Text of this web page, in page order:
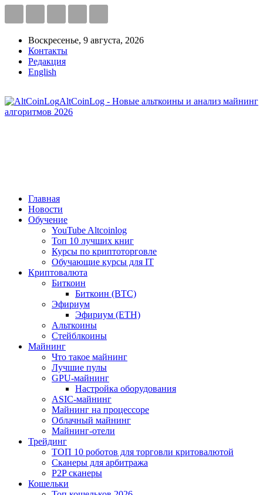
Воскресенье, 9 августа, 2026
Контакты
Редакция
English
AltCoinLog - Новые альткоины и анализ майнинг
алгоритмов 2026
Главная
Новости
Обучение
YouTube Altcoinlog
Топ 10 лучших книг
Курсы по криптоторговле
Обучающие курсы для IT
Криптовалюта
Биткоин
Биткоин (BTC)
Эфириум
Эфириум (ETH)
Альткоины
Стейблкоины
Майнинг
Что такое майнинг
Лучшие пулы
GPU-майнинг
Настройка оборудования
ASIC-майнинг
Майнинг на процессоре
Облачный майнинг
Майнинг-отели
Трейдинг
ТОП 10 роботов для торговли критовалютой
Сканеры для арбитража
P2P сканеры
Кошельки